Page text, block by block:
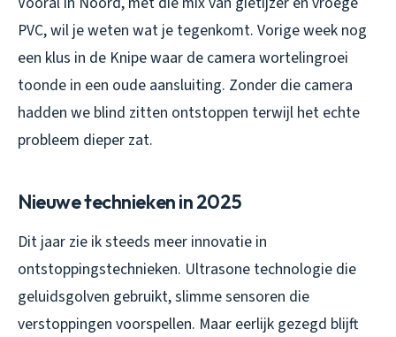
PVC, wil je weten wat je tegenkomt. Vorige week nog
een klus in de Knipe waar de camera wortelingroei
toonde in een oude aansluiting. Zonder die camera
hadden we blind zitten ontstoppen terwijl het echte
probleem dieper zat.
Nieuwe technieken in 2025
Dit jaar zie ik steeds meer innovatie in
ontstoppingstechnieken. Ultrasone technologie die
geluidsgolven gebruikt, slimme sensoren die
verstoppingen voorspellen. Maar eerlijk gezegd blijft